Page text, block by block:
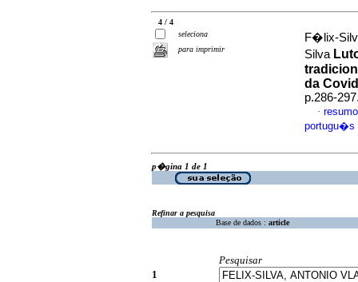
4 / 4
seleciona
para imprimir
F�lix-
Silva
da
p.286-
·
portugu�s
p�gina 1 de 1
Refinar a pesquisa
Base de dados : article
Pesquisar
1